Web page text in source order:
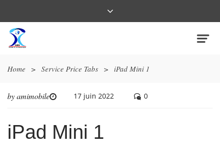
Home > Service Price Tabs > iPad Mini 1
byamimobile 17 juin 2022 0
iPad Mini 1